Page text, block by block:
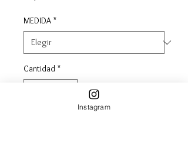
MEDIDA *
Cantidad *
Instagram